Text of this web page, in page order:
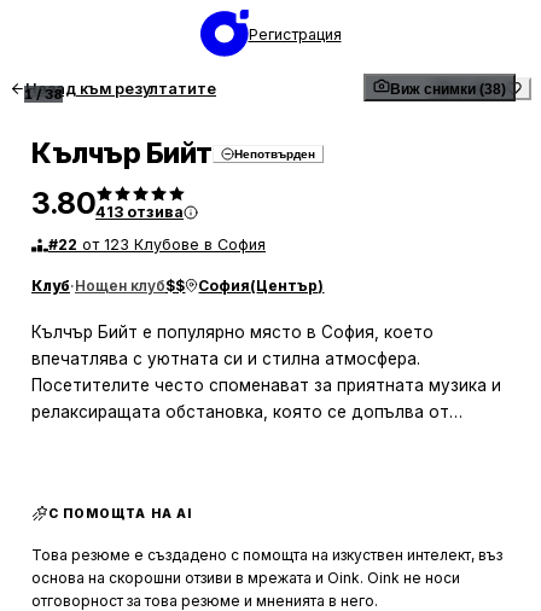
Регистрация
Назад към резултатите
1/38 Виж снимки (38)
Кълчър Бийт Непотвърден
3.80413 отзива
#22 от 123 Клубове в София
Клуб·Нощен клуб$$ София(Център)
Кълчър Бийт е популярно място в София, което
впечатлява с уютната си и стилна атмосфера.
Посетителите често споменават за приятната музика и
релаксиращата обстановка, която се допълва от
особено високо оценени. Мястото е подходящо както
Кълчър Бийт е известен с организирането на
С ПОМОЩТА НА AI
Това резюме е създадено с помощта на изкуствен интелект, въз
основа на скорошни отзиви в мрежата и Oink. Oink не носи
отговорност за това резюме и мненията в него.